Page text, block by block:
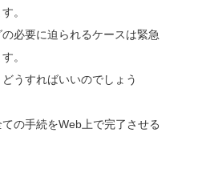
。
必要に迫られるケースは緊急
。
うすればいいのでしょう
の手続をWeb上で完了させる